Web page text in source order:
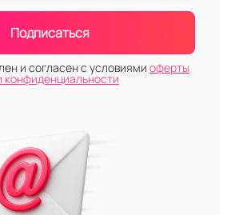
Подписаться
и согласен с условиями оферты
конфиденциальности